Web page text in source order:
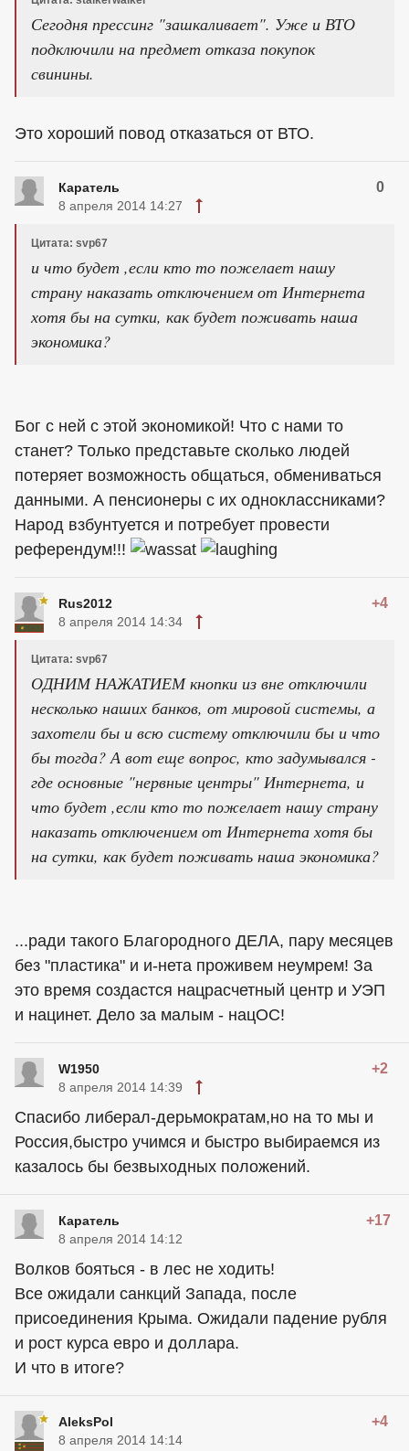
Сегодня прессинг "зашкаливает". Уже и ВТО
подключили на предмет отказа покупок
свинины.
Это хороший повод отказаться от ВТО.
Каратель 0
8 апреля 2014 14:27
Цитата: svp67
и что будет ,если кто то пожелает нашу
страну наказать отключением от Интернета
хотя бы на сутки, как будет поживать наша
экономика?
Бог с ней с этой экономикой! Что с нами то
станет? Только представьте сколько людей
потеряет возможность общаться, обмениваться
данными. А пенсионеры с их одноклассниками?
Народ взбунтуется и потребует провести
референдум!!!
Rus2012 +4
8 апреля 2014 14:34
Цитата: svp67
ОДНИМ НАЖАТИЕМ кнопки из вне отключили
несколько наших банков, от мировой системы, а
захотели бы и всю систему отключили бы и что
бы тогда? А вот еще вопрос, кто задумывался -
где основные "нервные центры" Интернета, и
что будет ,если кто то пожелает нашу страну
наказать отключением от Интернета хотя бы
на сутки, как будет поживать наша экономика?
...ради такого Благородного ДЕЛА, пару месяцев
без "пластика" и и-нета проживем неумрем! За
это время создастся нацрасчетный центр и УЭП
и нацинет. Дело за малым - нацОС!
W1950 +2
8 апреля 2014 14:39
Спасибо либерал-дерьмократам,но на то мы и
Россия,быстро учимся и быстро выбираемся из
казалось бы безвыходных положений.
Каратель +17
8 апреля 2014 14:12
Волков бояться - в лес не ходить!
Все ожидали санкций Запада, после
присоединения Крыма. Ожидали падение рубля
и рост курса евро и доллара.
И что в итоге?
AleksPol +4
8 апреля 2014 14:14